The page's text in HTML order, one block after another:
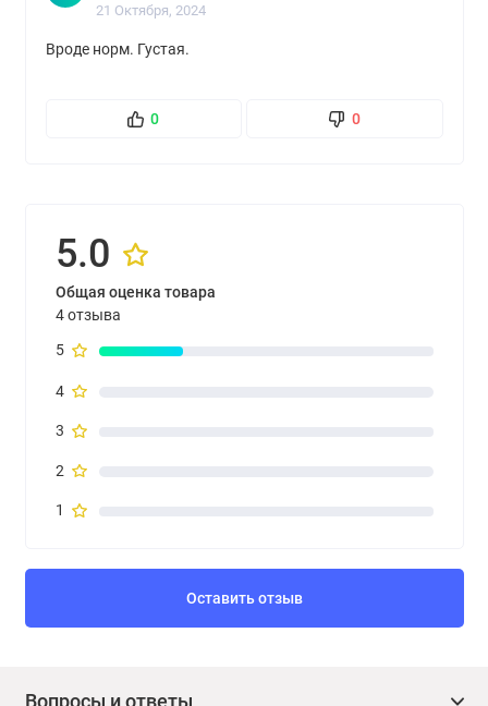
21 Октября, 2024
Вроде норм. Густая.
0 0
5.0
Общая оценка товара
4 отзыва
5
4
3
2
1
Оставить отзыв